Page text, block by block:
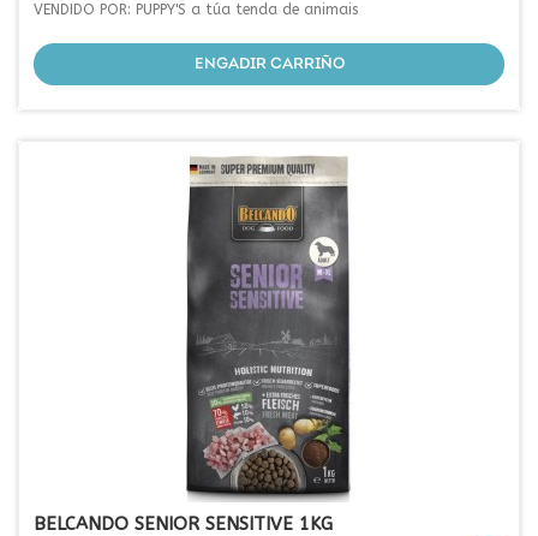
VENDIDO POR: PUPPY'S a túa tenda de animais
ENGADIR CARRIÑO
BELCANDO SENIOR SENSITIVE 1KG